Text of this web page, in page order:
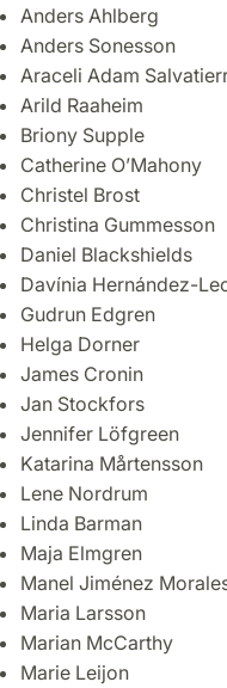
Anders Ahlberg
Anders Sonesson
Araceli Adam
Arild Raaheim
Briony Supple
Catherine O’Mahony
Christel Brost
Christina Gummesson
Daniel Blackshields
Davínia Hernández-
Gudrun Edgren
Helga Dorner
James Cronin
Jan Stockfors
Jennifer Löfgreen
Katarina Mårtensson
Lene Nordrum
Linda Barman
Maja Elmgren
Manel Jiménez
Maria Larsson
Marian McCarthy
Marie Leijon